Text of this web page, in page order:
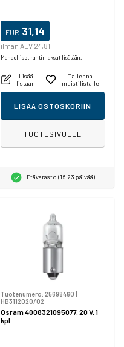
EUR 31,14
ilman ALV 24,81
Mahdolliset rahtimaksut lisätään.
Lisää
listaan
Tallenna
muistilistalle
LISÄÄ OSTOSKORIIN
TUOTESIVULLE
Etävarasto (16-23 päivää)
Tuotenumero: 25698460
HB3112020/02
Osram 4008321095077, 20 V, 1
kpl